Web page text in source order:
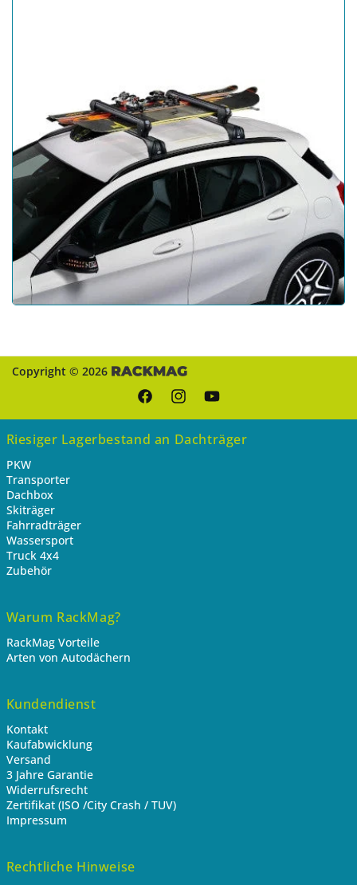
Copyright © 2026
FacebookInstagramYouTube
Riesiger Lagerbestand an Dachträger
PKW
Transporter
Dachbox
Skiträger
Fahrradträger
Wassersport
Truck 4x4
Zubehör
Warum RackMag?
RackMag Vorteile
Arten von Autodächern
Kundendienst
Kontakt
Kaufabwicklung
Versand
3 Jahre Garantie
Widerrufsrecht
Zertifikat (ISO /City Crash / TUV)
Impressum
Rechtliche Hinweise